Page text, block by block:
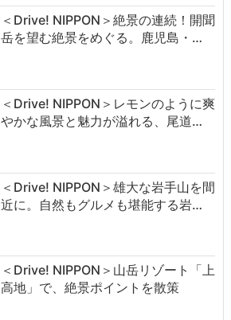
＜Drive! NIPPON＞絶景の連続！開聞
岳を望む絶景をめぐる。鹿児島・…
＜Drive! NIPPON＞レモンのように爽
やかな風景と魅力が溢れる、尾道…
＜Drive! NIPPON＞雄大な岩手山を間
近に。自然もグルメも堪能する岩…
＜Drive! NIPPON＞山岳リゾート「上
高地」で、絶景ポイントを散策